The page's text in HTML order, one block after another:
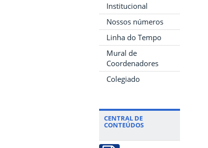
Institucional
Nossos números
Linha do Tempo
Mural de
Coordenadores
Colegiado
CENTRAL DE
CONTEÚDOS